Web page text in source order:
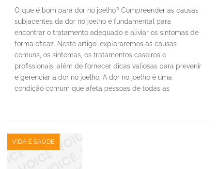
O que é bom para dor no joelho? Compreender as causas
subjacentes da dor no joelho é fundamental para
encontrar o tratamento adequado e aliviar os sintomas de
forma eficaz. Neste artigo, exploraremos as causas
comuns, os sintomas, os tratamentos caseiros e
profissionais, além de fornecer dicas valiosas para prevenir
e gerenciar a dor no joelho. A dor no joelho é uma
condição comum que afeta pessoas de todas as
VIDA E SAÚDE